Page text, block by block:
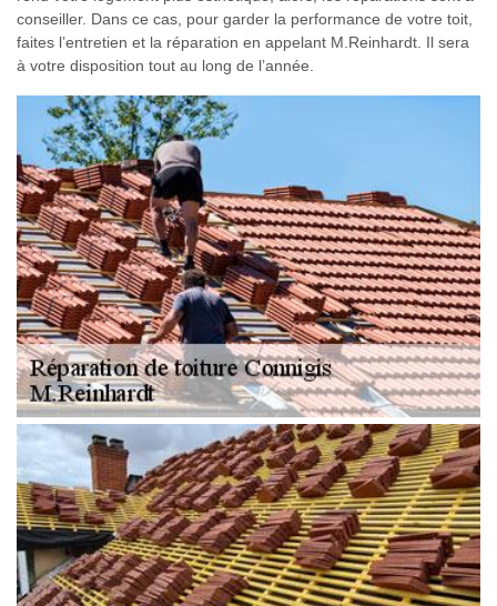
conseiller. Dans ce cas, pour garder la performance de votre toit,
faites l’entretien et la réparation en appelant M.Reinhardt. Il sera
à votre disposition tout au long de l’année.